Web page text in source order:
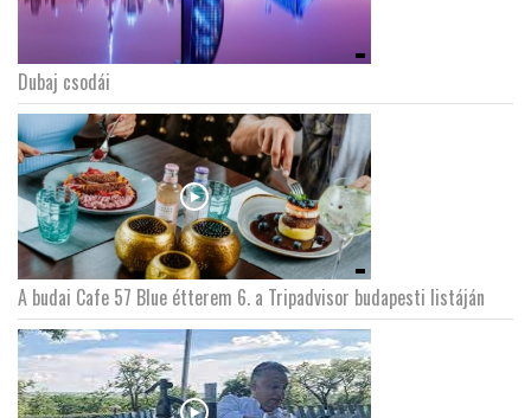
Dubaj csodái
A budai Cafe 57 Blue étterem 6. a Tripadvisor budapesti listáján